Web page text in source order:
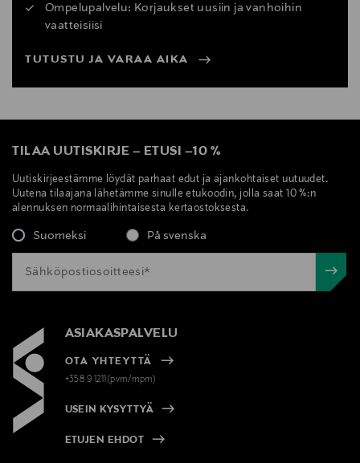
Ompelupalvelu: Korjaukset uusiin ja vanhoihin
vaatteisiisi
TUTUSTU JA VARAA AIKA
TILAA UUTISKIRJE – ETUSI –10 %
Uutiskirjeestämme löydät parhaat edut ja ajankohtaiset uutuudet.
Uutena tilaajana lähetämme sinulle etukoodin, jolla saat 10 %:n
alennuksen normaalihintaisesta kertaostoksesta.
Suomeksi På svenska
ASIAKASPALVELU
OTA YHTEYTTÄ
+358 9 1211(pvm/mpm)
USEIN KYSYTTYÄ
ETUJEN EHDOT